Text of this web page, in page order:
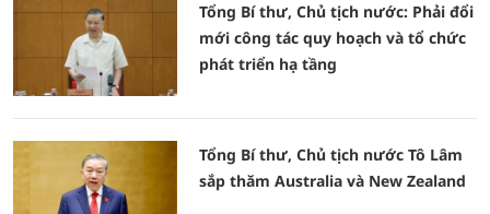
Tổng Bí thư, Chủ tịch nước: Phải đổi
mới công tác quy hoạch và tổ chức
phát triển hạ tầng
Tổng Bí thư, Chủ tịch nước Tô Lâm
sắp thăm Australia và New Zealand